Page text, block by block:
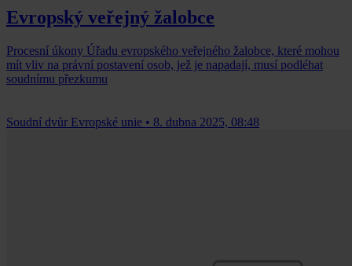
Evropský veřejný žalobce
Procesní úkony Úřadu evropského veřejného žalobce, které mohou
mít vliv na právní postavení osob, jež je napadají, musí podléhat
soudnímu přezkumu
Soudní dvůr Evropské unie • 8. dubna 2025, 08:48